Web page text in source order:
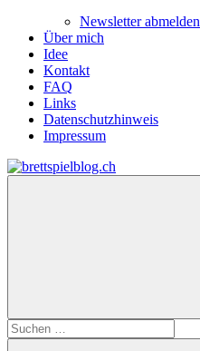
Newsletter abmelden
Über mich
Idee
Kontakt
FAQ
Links
Datenschutzhinweis
Impressum
Zum
Inhalt
Suchen
nach: